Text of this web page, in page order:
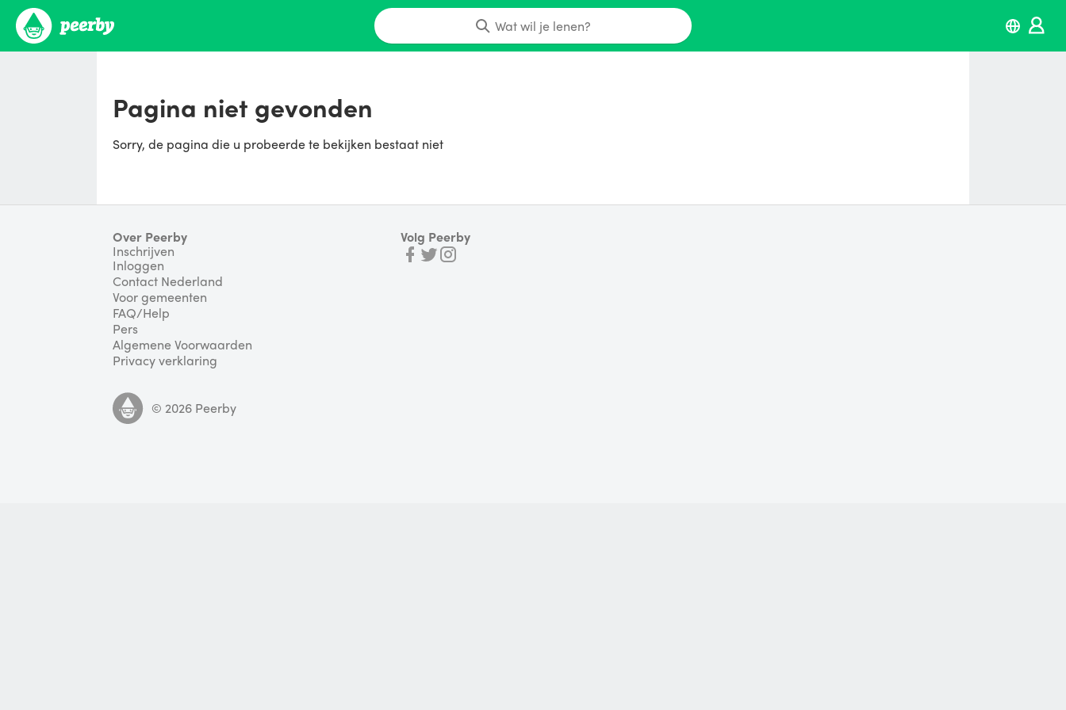
Wat wil je lenen?
Pagina niet gevonden
Sorry, de pagina die u probeerde te bekijken bestaat niet
Over Peerby
Inschrijven
Inloggen
Contact Nederland
Voor gemeenten
FAQ/Help
Pers
Algemene Voorwaarden
Privacy verklaring
Volg Peerby
© 2026 Peerby